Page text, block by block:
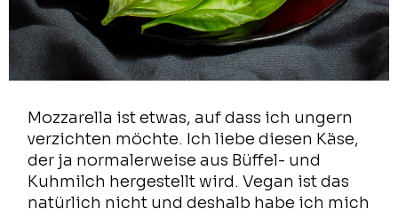
Mozzarella ist etwas, auf dass ich ungern
verzichten möchte. Ich liebe diesen Käse,
der ja normalerweise aus Büffel- und
Kuhmilch hergestellt wird. Vegan ist das
natürlich nicht und deshalb habe ich mich